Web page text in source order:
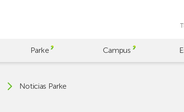
Parke Campus
Noticias Parke